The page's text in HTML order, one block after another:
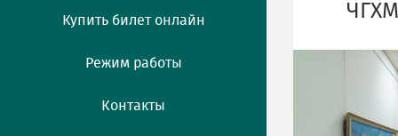
Купить билет онлайн
Режим работы
Контакты